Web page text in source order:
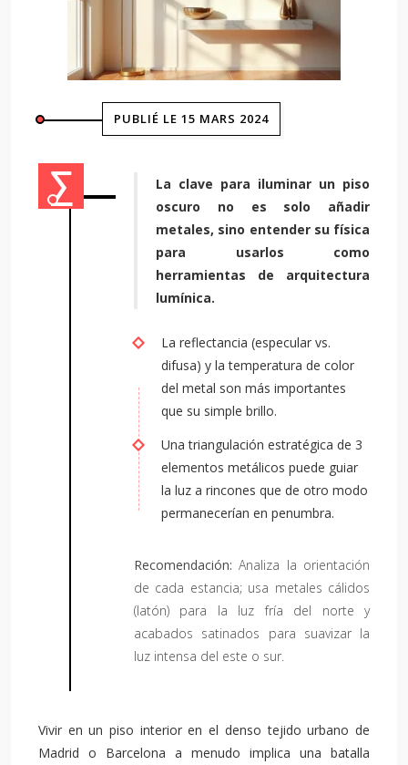
PUBLIÉ LE 15 MARS 2024
La clave para iluminar un piso
oscuro no es solo añadir
metales, sino entender su física
para usarlos como
herramientas de arquitectura
lumínica.
La reflectancia (especular vs.
difusa) y la temperatura de color
del metal son más importantes
que su simple brillo.
Una triangulación estratégica de 3
elementos metálicos puede guiar
la luz a rincones que de otro modo
permanecerían en penumbra.
Recomendación: Analiza la orientación
de cada estancia; usa metales cálidos
(latón) para la luz fría del norte y
acabados satinados para suavizar la
luz intensa del este o sur.
Vivir en un piso interior en el denso tejido urbano de
Madrid o Barcelona a menudo implica una batalla